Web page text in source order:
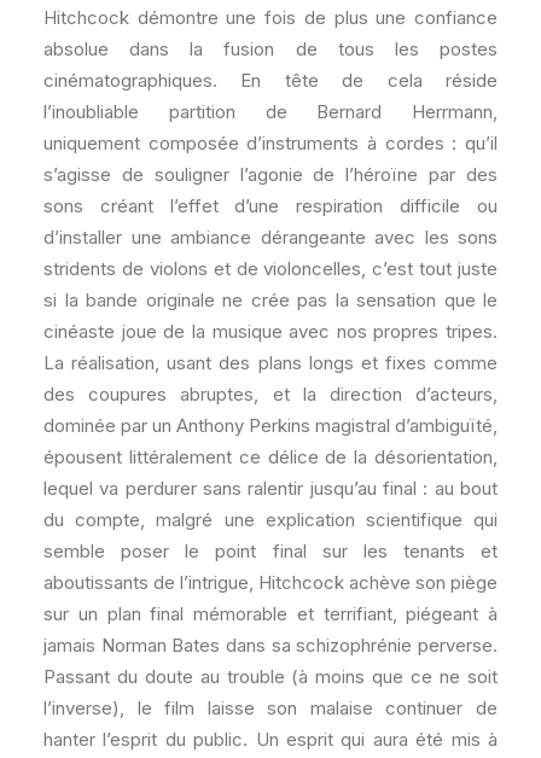
Hitchcock démontre une fois de plus une confiance
absolue dans la fusion de tous les postes
cinématographiques. En tête de cela réside
l’inoubliable partition de Bernard Herrmann,
uniquement composée d’instruments à cordes : qu’il
s’agisse de souligner l’agonie de l’héroïne par des
sons créant l’effet d’une respiration difficile ou
d’installer une ambiance dérangeante avec les sons
stridents de violons et de violoncelles, c’est tout juste
si la bande originale ne crée pas la sensation que le
cinéaste joue de la musique avec nos propres tripes.
La réalisation, usant des plans longs et fixes comme
des coupures abruptes, et la direction d’acteurs,
dominée par un Anthony Perkins magistral d’ambiguïté,
épousent littéralement ce délice de la désorientation,
lequel va perdurer sans ralentir jusqu’au final : au bout
du compte, malgré une explication scientifique qui
semble poser le point final sur les tenants et
aboutissants de l’intrigue, Hitchcock achève son piège
sur un plan final mémorable et terrifiant, piégeant à
jamais Norman Bates dans sa schizophrénie perverse.
Passant du doute au trouble (à moins que ce ne soit
l’inverse), le film laisse son malaise continuer de
hanter l’esprit du public. Un esprit qui aura été mis à